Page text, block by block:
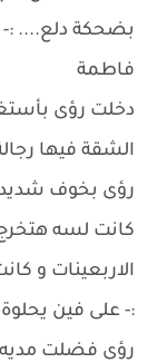
بضحكة دلع.... :-
فاطمة
دخلت رؤى
الشقة فيها
رؤى بخوف
كانت لسه
الاربعينات و
:- على فين
رؤى فضلت